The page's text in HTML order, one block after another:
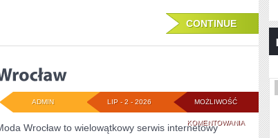
CONTINUE
MOŻLIWOŚĆ
KOMENTOWANIAWROCŁAW
LIP - 2 - 2026
ADMIN
Wrocław to wielowątkowy serwis internetowy